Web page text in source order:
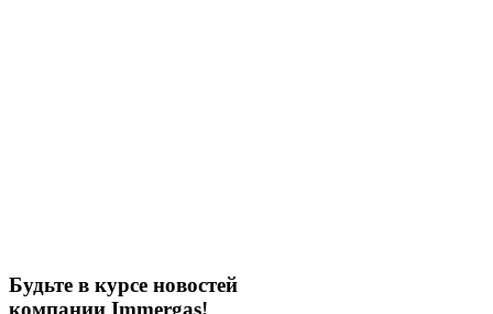
Будьте в курсе новостей
компании Immergas!